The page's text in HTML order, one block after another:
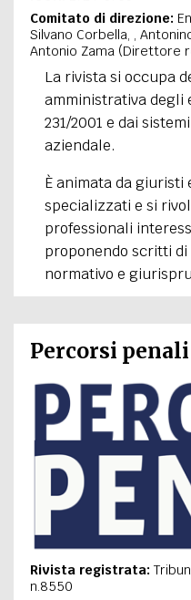
Comitato di direzione:
Silvano Corbella, ,
Antonio Zama (Direttore
La rivista si occupa
amministrativa degli
231/2001 e dai
aziendale.
Èanimata da giuristi
specializzati e si
professionali
proponendo scritti
normativo e
Percorsi penali
Rivista registrata:
n.8550